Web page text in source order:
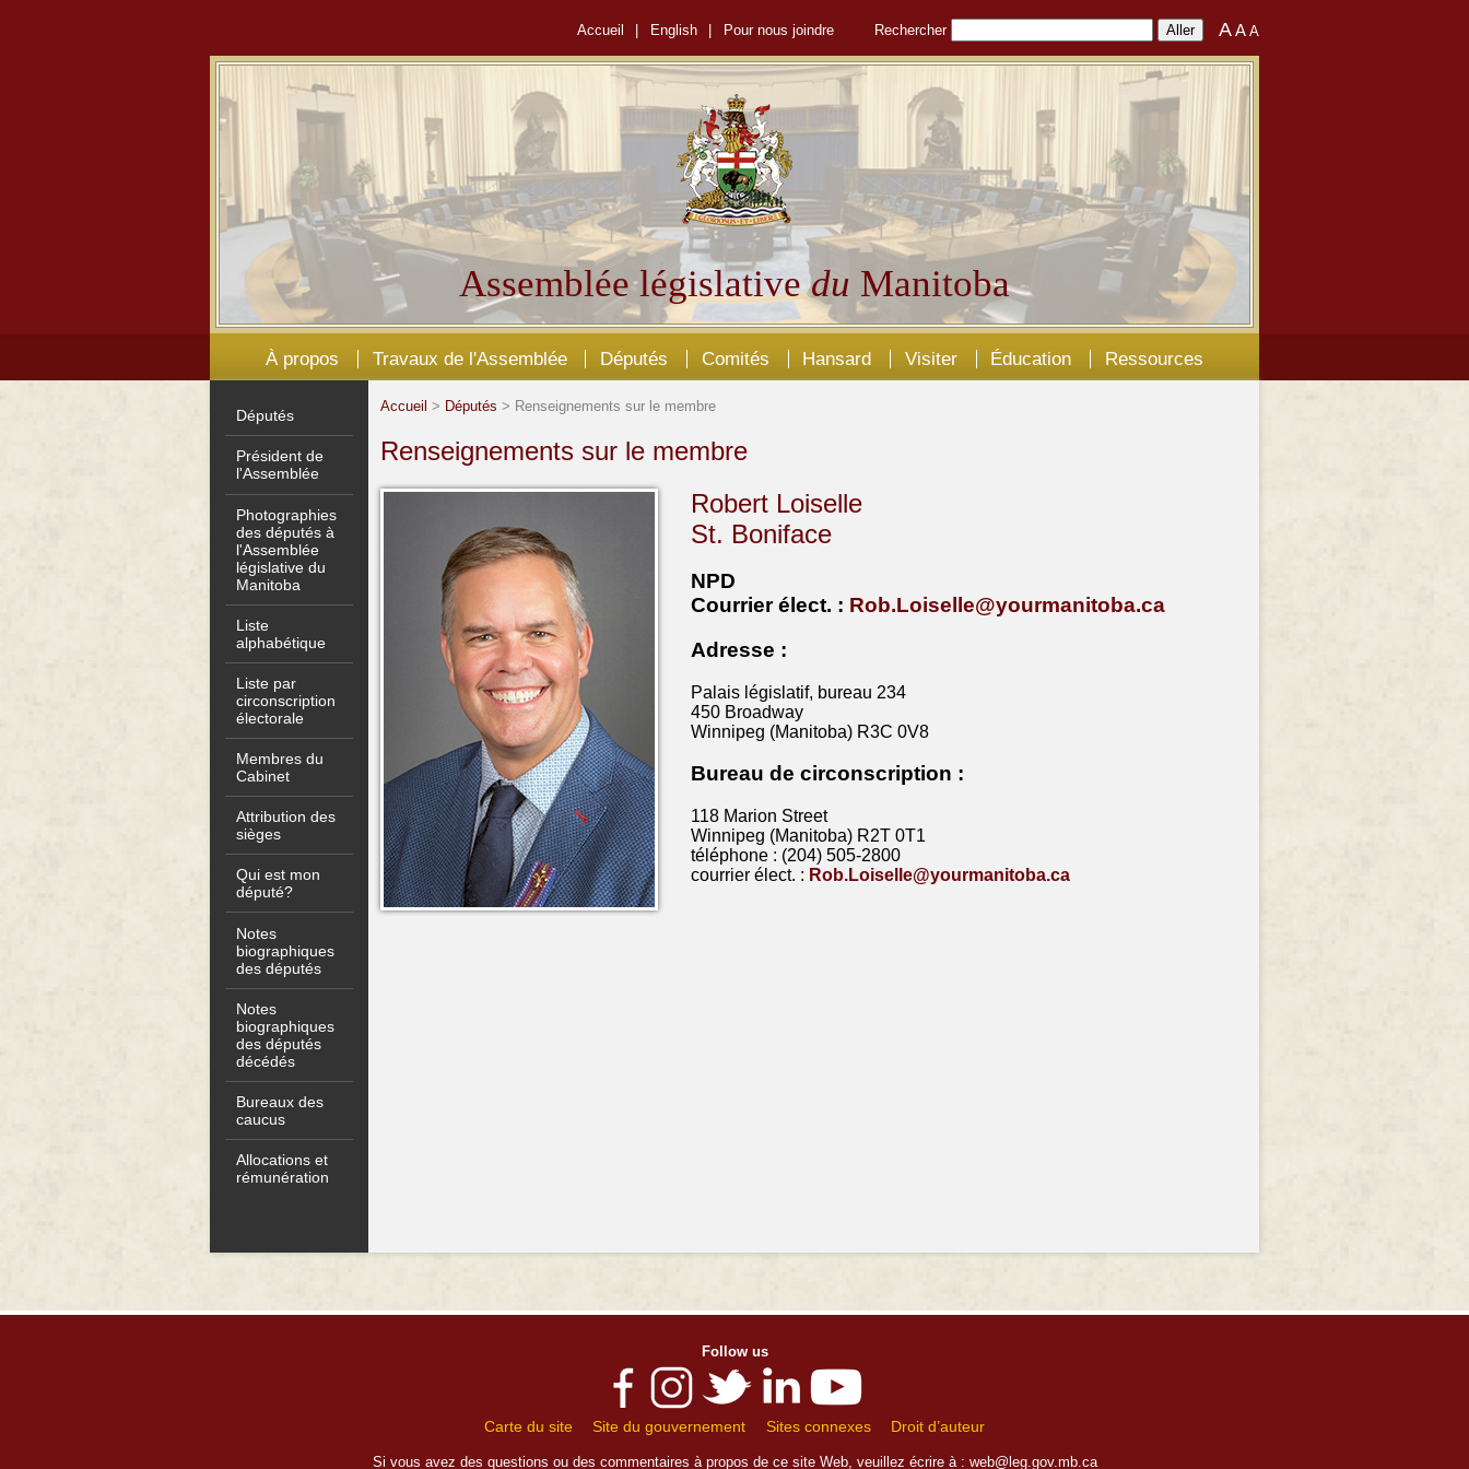
Accueil English Pour nous joindre Rechercher AA A
Assemblée législativedu Manitoba
À propos Travaux de l'Assemblée Députés Comités Hansard Visiter Éducation Ressources
Députés
Président de
l'Assemblée
Photographies
des députés à
l'Assemblée
législative du
Manitoba
Liste
alphabétique
Liste par
circonscription
électorale
Membres du
Cabinet
Attribution des
sièges
Qui est mon
député?
Notes
biographiques
des députés
Notes
biographiques
des députés
décédés
Bureaux des
caucus
Allocations et
rémunération
Accueil > Députés > Renseignements sur le membre
Renseignements sur le membre
Robert Loiselle
St. Boniface
NPD
Courrierélect. : Rob.Loiselle@yourmanitoba.ca
Adresse :
Palais législatif, bureau 234
450 Broadway
Winnipeg (Manitoba) R3C 0V8
Bureau de circonscription :
118 Marion Street
Winnipeg (Manitoba) R2T 0T1
téléphone : (204) 505-2800
courrier élect. : Rob.Loiselle@yourmanitoba.ca
Follow us
Carte du site Site du gouvernement Sites connexes Droit d’auteur
Si vous avez des questions ou des commentaires à propos de ce site Web, veuillez écrire à : web@leg.gov.mb.ca